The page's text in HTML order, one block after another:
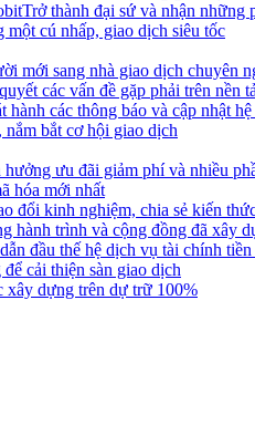
Trở thành đại sứ và nhận những
một cú nhấp, giao dịch siêu tốc
mới sang nhà giao dịch chuyên
các vấn đề gặp phải trên nền
hành các thông báo và cập nhật
bắt cơ hội giao dịch
hưởng ưu đãi giảm phí và nhiều
hóa mới nhất
đổi kinh nghiệm, chia sẻ kiến
hành trình và cộng đồng đã xây
đầu thế hệ dịch vụ tài chính
cải thiện sàn giao dịch
xây dựng trên dự trữ 100%